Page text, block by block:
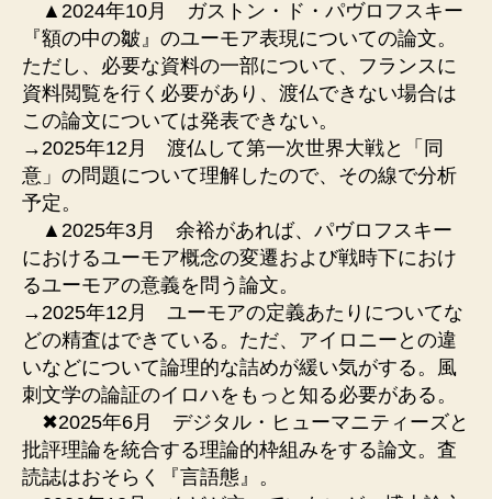
▲2024年10月 ガストン・ド・パヴロフスキー
『額の中の皺』のユーモア表現についての論文。
ただし、必要な資料の一部について、フランスに
資料閲覧を行く必要があり、渡仏できない場合は
この論文については発表できない。
→2025年12月 渡仏して第一次世界大戦と「同
意」の問題について理解したので、その線で分析
予定。
▲2025年3月 余裕があれば、パヴロフスキー
におけるユーモア概念の変遷および戦時下におけ
るユーモアの意義を問う論文。
→2025年12月 ユーモアの定義あたりについてな
どの精査はできている。ただ、アイロニーとの違
いなどについて論理的な詰めが緩い気がする。風
刺文学の論証のイロハをもっと知る必要がある。
✖︎2025年6月 デジタル・ヒューマニティーズと
批評理論を統合する理論的枠組みをする論文。査
読誌はおそらく『言語態』。